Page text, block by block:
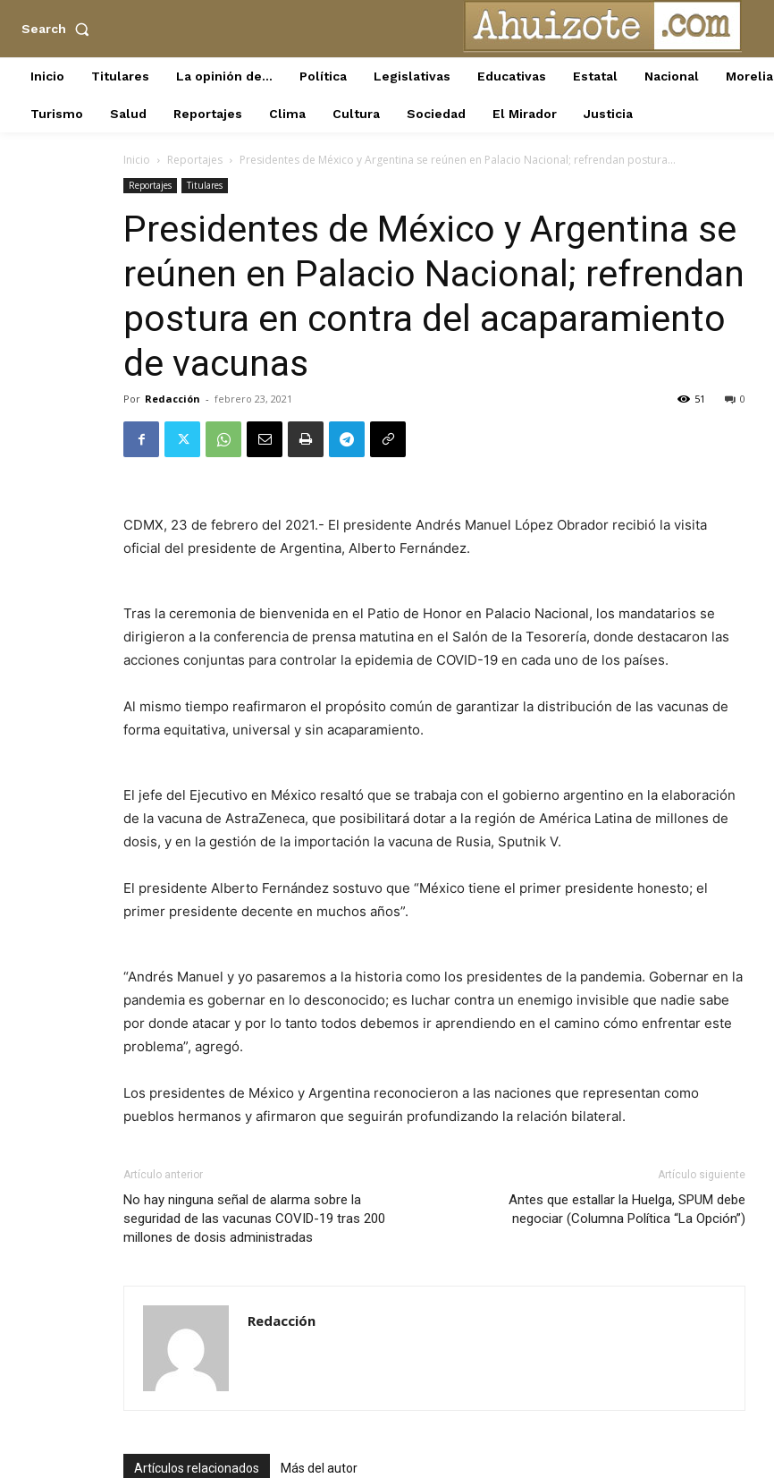
Search
Inicio Titulares La opinión de… Política Legislativas Educativas Estatal Nacional Morelia
Turismo Salud Reportajes Clima Cultura Sociedad El Mirador Justicia
Inicio Reportajes Presidentes de México y Argentina se reúnen en Palacio Nacional; refrendan postura...
Reportajes Titulares
Presidentes de México y Argentina se
reúnen en Palacio Nacional; refrendan
postura en contra del acaparamiento
de vacunas
Por Redacción - febrero 23, 2021 0
51
CDMX, 23 de febrero del 2021.- El presidente Andrés Manuel López Obrador recibió la visita
oficial del presidente de Argentina, Alberto Fernández.
Tras la ceremonia de bienvenida en el Patio de Honor en Palacio Nacional, los mandatarios se
dirigieron a la conferencia de prensa matutina en el Salón de la Tesorería, donde destacaron las
acciones conjuntas para controlar la epidemia de COVID-19 en cada uno de los países.
Al mismo tiempo reafirmaron el propósito común de garantizar la distribución de las vacunas de
forma equitativa, universal y sin acaparamiento.
El jefe del Ejecutivo en México resaltó que se trabaja con el gobierno argentino en la elaboración
de la vacuna de AstraZeneca, que posibilitará dotar a la región de América Latina de millones de
dosis, y en la gestión de la importación la vacuna de Rusia, Sputnik V.
El presidente Alberto Fernández sostuvo que “México tiene el primer presidente honesto; el
primer presidente decente en muchos años”.
“Andrés Manuel y yo pasaremos a la historia como los presidentes de la pandemia. Gobernar en la
pandemia es gobernar en lo desconocido; es luchar contra un enemigo invisible que nadie sabe
por donde atacar y por lo tanto todos debemos ir aprendiendo en el camino cómo enfrentar este
problema”, agregó.
Los presidentes de México y Argentina reconocieron a las naciones que representan como
pueblos hermanos y afirmaron que seguirán profundizando la relación bilateral.
Artículo anterior
No hay ninguna señal de alarma sobre la
seguridad de las vacunas COVID-19 tras 200
millones de dosis administradas
Artículo siguiente
Antes que estallar la Huelga, SPUM debe
negociar (Columna Política “La Opción”)
Redacción
Artículos relacionados Más del autor